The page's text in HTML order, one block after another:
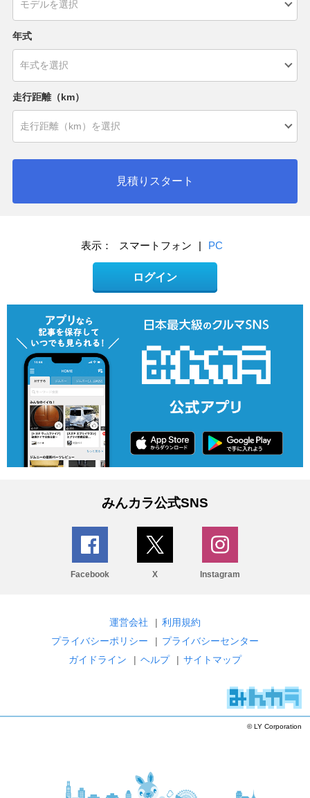
年式
走行距離（km）
見積りスタート
表示： スマートフォン | PC
ログイン
みんカラ公式SNS
Facebook X Instagram
運営会社 | 利用規約
プライバシーポリシー
| プライバシーセンター
ガイドライン
| ヘルプ | サイトマップ
© LY Corporation